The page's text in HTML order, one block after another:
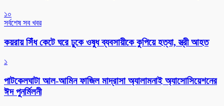
১০
সর্বশেষ সব খবর
কয়রায় সিঁধ কেটে ঘরে ঢুকে ওষুধ ব্যবসায়ীকে কুপিয়ে হত্যা, স্ত্রী আহত
১
পাটকেলঘাটা আল-আমিন ফাজিল মাদ্রাসা অ্যালামনাই অ্যাসোসিয়েশনের
ঈদ পুনর্মিলনী